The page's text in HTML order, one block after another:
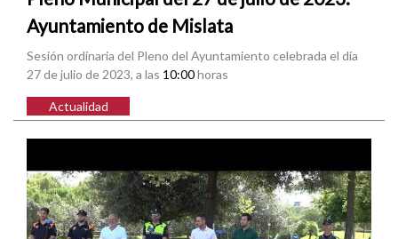
Ayuntamiento de Mislata
Sesión ordinaria del Pleno del Ayuntamiento celebrada el día
27 de julio de 2023, a las 10:00horas
Actualidad